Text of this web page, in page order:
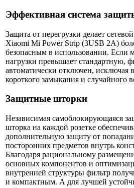
Эффективная система
Защита от перегрузки делает
Xiaomi Mi Power Strip (3USB 2A)
безопасным в использовании. Если
нагрузки превышает стандартную,
автоматически отключен, исключая
короткого замыкания и случайного
Защитные шторки
Независимая самоблокирующаяся
шторка на каждой розетке
дополнительную защиту от
посторонних предметов внутрь
Благодаря рациональному
основных компонентов и
внутренней структуры фильтр
и компактным. А для лучшей